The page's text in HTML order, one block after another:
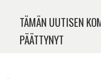
TÄMÄN UUTISEN
PÄÄTTYNYT